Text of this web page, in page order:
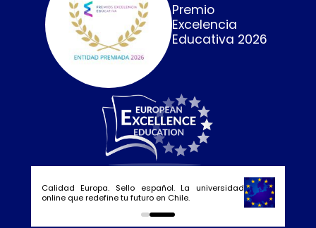
Premio
Excelencia
Educativa 2026
Calidad Europa. Sello español. La universidad
online que redefine tu futuro en Chile.
0 1